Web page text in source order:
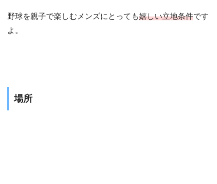
野球を親子で楽しむメンズにとっても嬉しい立地条件です
よ。
場所